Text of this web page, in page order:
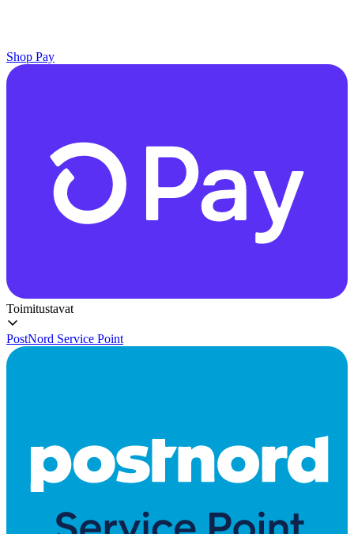
Shop Pay
Toimitustavat
PostNord Service Point